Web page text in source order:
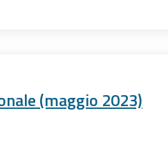
(maggio 2023)